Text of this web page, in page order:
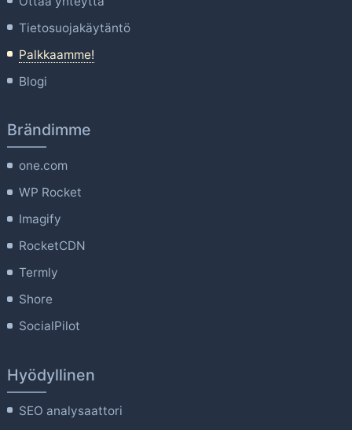
Tietosuojakäytäntö
Palkkaamme!
Blogi
Brändimme
one.com
WP Rocket
Imagify
RocketCDN
Termly
Shore
SocialPilot
Hyödyllinen
SEO analysaattori